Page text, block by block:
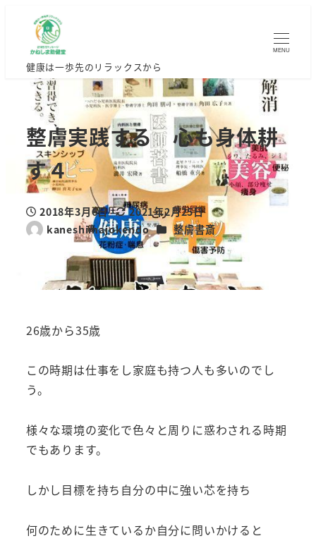
健康は一歩先のリラックスから
MENU
整膚実践する 心も身体耕
す４
投稿日
2018年3月6日
更新日
2021年2月25日
著
kaneshimajokendo カテゴリー
整膚書斎
26歳から35歳
この時期は仕事をし家庭も持つ人も多いのでし
う。
様々な環境の変化で色々と周りに惑わされる時期
でもあります。
しかし目標を持ち自分の中に強い芯を持ち
何のために生きているか自分に問いかけると